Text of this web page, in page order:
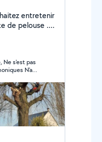
entretenir
de pelouse .
Ne s'est pas
N'a